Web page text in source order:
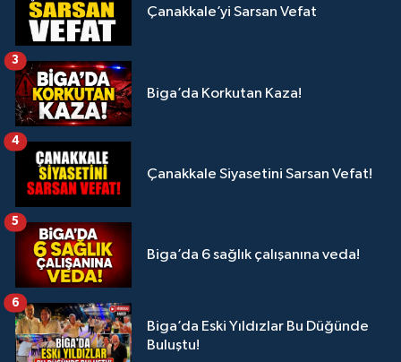
Çanakkale’yi Sarsan Vefat
Biga’da Korkutan Kaza!
3
Çanakkale Siyasetini Sarsan Vefat!
4
Biga’da 6 sağlık çalışanına veda!
5
Biga’da Eski Yıldızlar Bu Düğünde
Buluştu!
6